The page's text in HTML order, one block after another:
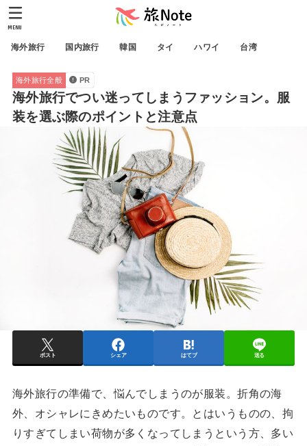
海外旅行 国内旅行 韓国 タイ ハワイ 台湾
MENU
海外旅行全般 PR
海外旅行でつい迷ってしまうファッション。服
装を選ぶ際のポイントと注意点
ポスト シェア はてブ 送る
海外旅行の準備で、悩んでしまうのが服装。折角の海
外、オシャレにきめたいものです。とはいうものの、拘
りすぎてしまい荷物が多くなってしまうという方、多い